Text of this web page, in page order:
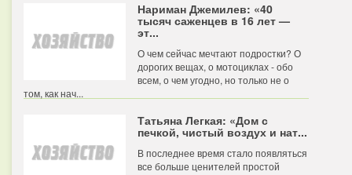
Нариман Джемилев: «40
тысяч саженцев в 16 лет —
эт...
О чем сейчас мечтают подростки? О
дорогих вещах, о мотоциклах - обо
всем, о чем угодно, но только не о
том, как нач...
Татьяна Легкая: «Дом с
печкой, чистый воздух и нат...
В последнее время стало появляться
все больше ценителей простой